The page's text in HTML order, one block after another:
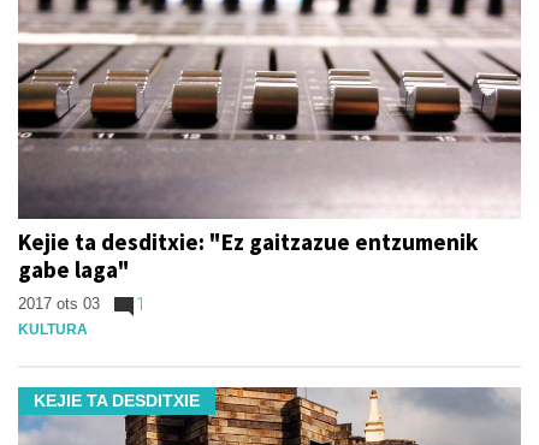
Kejie ta desditxie: "Ez gaitzazue entzumenik
gabe laga"
2017 ots 03 1
KULTURA
KEJIE TA DESDITXIE